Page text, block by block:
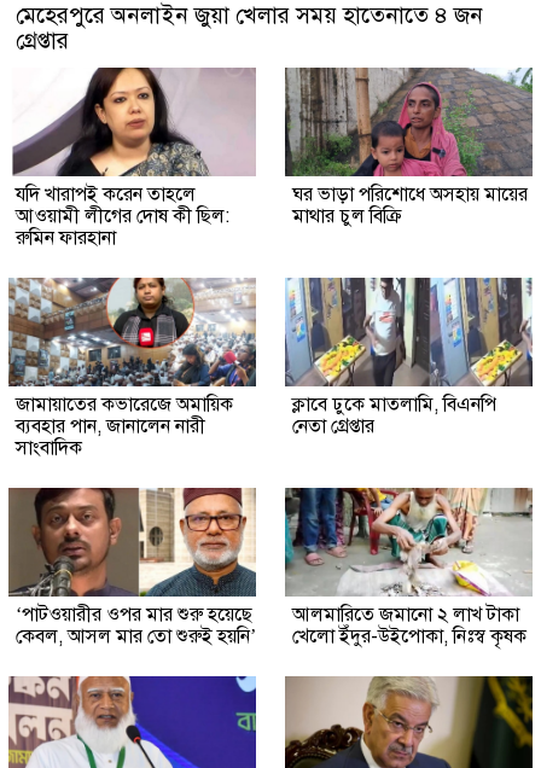
মেহেরপুরে অনলাইন জুয়া খেলার সময় হাতেনাতে ৪ জন
গ্রেপ্তার
যদি খারাপই করেন তাহলে
আওয়ামী লীগের দোষ কী ছিল:
রুমিন ফারহানা
ঘর ভাড়া পরিশোধে অসহায় মায়ের
মাথার চুল বিক্রি
জামায়াতের কভারেজে অমায়িক
ব্যবহার পান, জানালেন নারী
সাংবাদিক
ক্লাবে ঢুকে মাতলামি, বিএনপি
নেতা গ্রেপ্তার
‘পাটওয়ারীর ওপর মার শুরু হয়েছে
কেবল, আসল মার তো শুরুই হয়নি’
আলমারিতে জমানো ২ লাখ টাকা
খেলো ইঁদুর-উইপোকা, নিঃস্ব কৃষক